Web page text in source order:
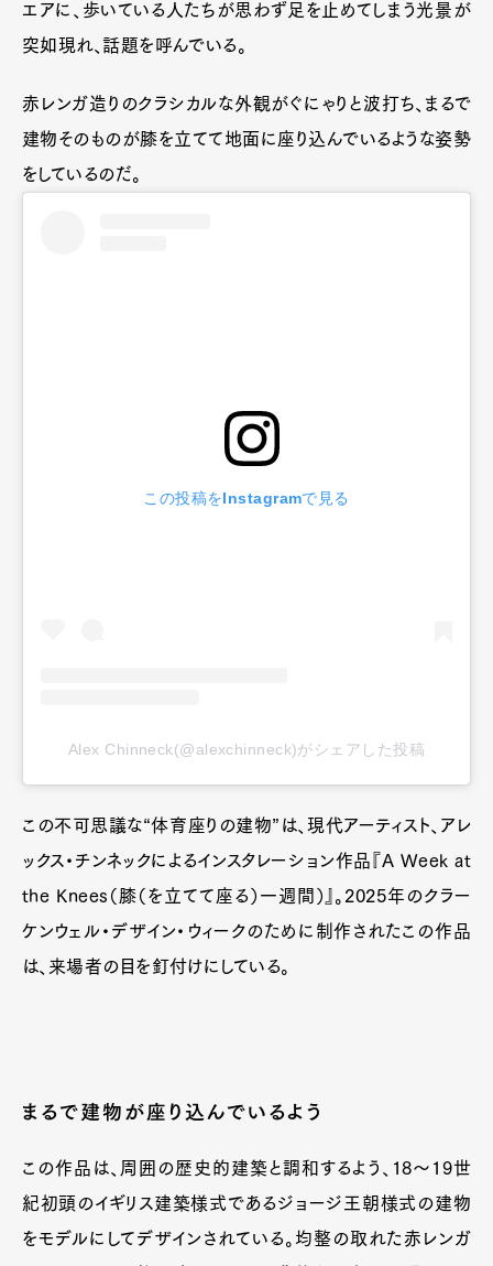
エアに、歩いている人たちが思わず足を止めてしまう光景が
突如現れ、話題を呼んでいる。
赤レンガ造りのクラシカルな外観がぐにゃりと波打ち、まるで
建物そのものが膝を立てて地面に座り込んでいるような姿勢
をしているのだ。
この投稿をInstagramで見る
Alex Chinneck(@alexchinneck)がシェアした投稿
この不可思議な“体育座りの建物”は、現代アーティスト、アレ
ックス・チンネックによるインスタレーション作品『A Week at
the Knees（膝（を立てて座る）一週間）』。2025年のクラー
ケンウェル・デザイン・ウィークのために制作されたこの作品
は、来場者の目を釘付けにしている。
まるで建物が座り込んでいるよう
この作品は、周囲の歴史的建築と調和するよう、18〜19世
紀初頭のイギリス建築様式であるジョージ王朝様式の建物
をモデルにしてデザインされている。均整の取れた赤レンガ